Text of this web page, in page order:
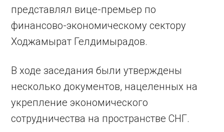
представлял вице-премьер по
финансово-экономическому сектору
Ходжамырат Гелдимырадов.
В ходе заседания были утверждены
несколько документов, нацеленных на
укрепление экономического
сотрудничества на пространстве СНГ.